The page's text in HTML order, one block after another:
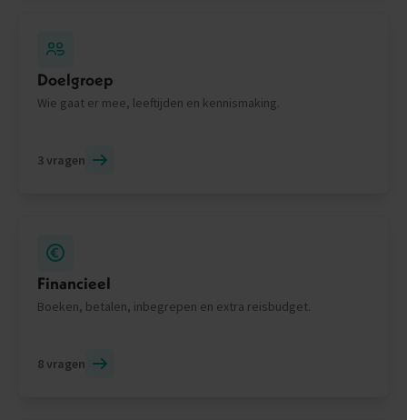
Doelgroep
Wie gaat er mee, leeftijden en kennismaking.
3 vragen
Financieel
Boeken, betalen, inbegrepen en extra reisbudget.
8 vragen